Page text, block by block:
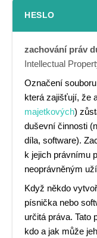
HESLO
zachování práv
Intellectual
Označení
která zajišťují, že
majetkových)
duševní činnosti
díla, software).
k jejich právnímu
neoprávněným
Když někdo
písnička nebo
určitá práva. Tato
kdo a jak může